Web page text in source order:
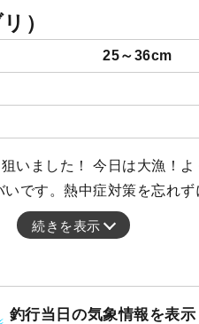
）
25～36cm
いました！ 今日は大漁！よ
です。熱中症対策を忘れず
続きを表示
釣行当日の気象情報を表示